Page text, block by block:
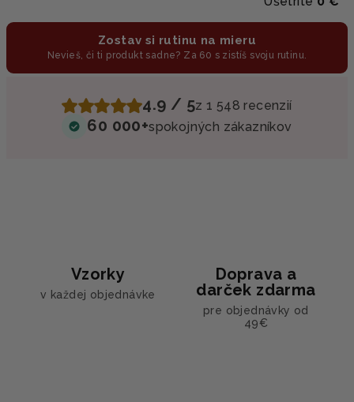
Zostav si rutinu na mieru
Nevieš, či ti produkt sadne? Za 60 s zistíš svoju rutinu.
4.9 / 5z 1 548 recenzií
60 000+spokojných zákazníkov
Vzorky
v každej objednávke
Doprava a
darček zdarma
pre objednávky od
49€